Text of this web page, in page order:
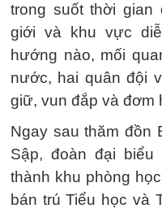
trong suốt thời gian
giới và khu vực
hướng nào, mối
nước, hai quân đội
giữ, vun đắp và đơm
Ngay sau thăm đồn
Sập, đoàn đại
thành khu phòng
bán trú Tiểu học và